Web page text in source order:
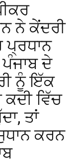
ਨੇ ਕੇਂਦਰੀ
ਪ੍ਰਧਾਨ
ਦੇ
ਨੂੰ ਇੱਕ
ਵਿੱਚ
ਤਾਂ
ਕਰਨ